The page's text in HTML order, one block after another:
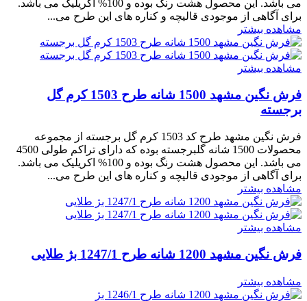
می باشد. این محصول هشت رنگ بوده و 100% اکریلیک می باشد.
برای آگاهی از موجودی قالیچه و کناره های این طرح می...
مشاهده بیشتر
مشاهده بیشتر
فرش نگین مشهد 1500 شانه طرح 1503 کرم گل
برجسته
فرش نگین مشهد طرح کد 1503 کرم گل برجسته از مجموعه
محصولات 1500 شانه گلبرجسته بوده که دارای تراکم طولی 4500
می باشد. این محصول هشت رنگ بوده و 100% اکریلیک می باشد.
برای آگاهی از موجودی قالیچه و کناره های این طرح می...
مشاهده بیشتر
مشاهده بیشتر
فرش نگین مشهد 1200 شانه طرح 1247/1 بژ طلایی
مشاهده بیشتر